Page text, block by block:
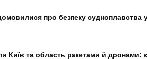
про безпеку судноплавства
Київ та область ракетами й дронами: є